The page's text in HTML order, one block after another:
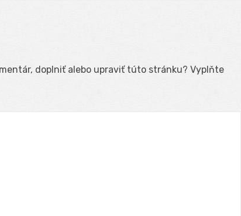
doplniť alebo upraviť túto stránku? Vyplňte